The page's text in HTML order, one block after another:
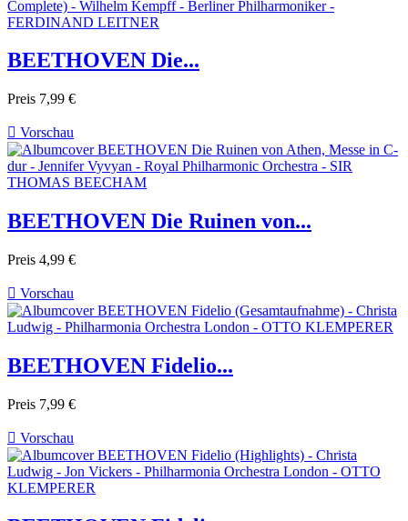
BEETHOVEN Die...
Preis 7,99 €
 Vorschau
BEETHOVEN Die Ruinen von...
Preis 4,99 €
 Vorschau
BEETHOVEN Fidelio...
Preis 7,99 €
 Vorschau